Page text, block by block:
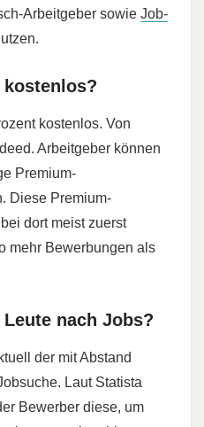
Arbeitgeber sowie Job-
kostenlos. Von
Arbeitgeber können
Premium-
Diese Premium-
dort meist zuerst
mehr Bewerbungen als
nach Jobs?
der mit Abstand
Laut Statista
Bewerber diese, um